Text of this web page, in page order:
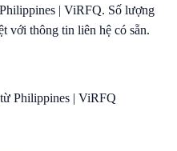
| ViRFQ. Số lượng
với thông tin liên hệ có sẵn.
Philippines | ViRFQ